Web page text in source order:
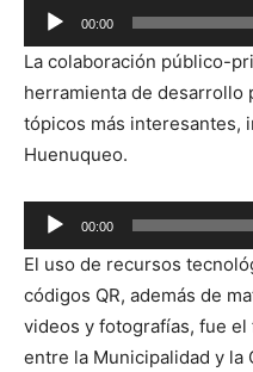
Reproductor
de
audio
00:00
La colaboración público-
herramienta de desarrollo
tópicos más interesantes,
Huenuqueo.
Reproductor
de
audio
00:00
El uso de recursos
códigos QR, además de
videos y fotografías, fue
entre la Municipalidad y la